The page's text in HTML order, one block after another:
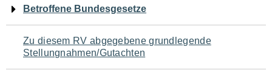
Betroffene Bundesgesetze
Zu diesem RV abgegebene grundlegende
Stellungnahmen/Gutachten